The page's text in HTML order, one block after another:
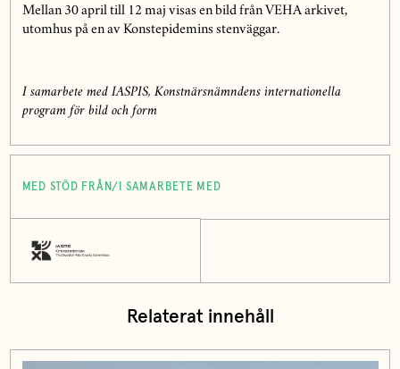
Mellan 30 april till 12 maj visas en bild från VEHA arkivet,
utomhus på en av Konstepidemins stenväggar.
I samarbete med IASPIS, Konstnärsnämndens internationella
program för bild och form
MED STÖD FRÅN/I SAMARBETE MED
Relaterat innehåll